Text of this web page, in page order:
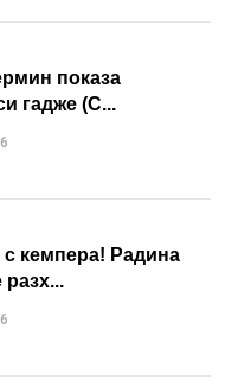
показа
гадже (С...
кемпера! Радина